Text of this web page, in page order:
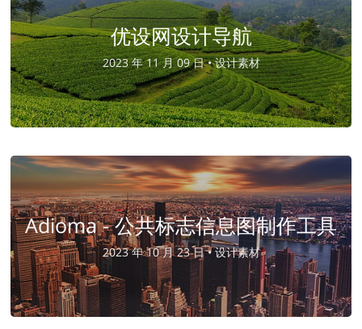
优设网设计导航
2023 年 11 月 09 日 •设计素材
Adioma - 公共标志信息图制作工具
2023 年 10 月 23 日 •设计素材